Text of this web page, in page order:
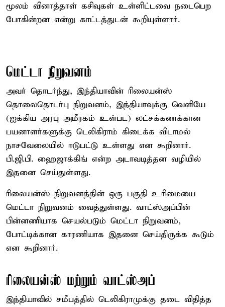
மூலம் வினாத்தாள் கசிவுகள் உள்ளிட்டவை நடைபெற
போகின்றன என்று காட்டத்துடன் கூறியுள்ளார்.
மெட்டா நிறுவனம்
அவர் தொடர்ந்து, இந்தியாவின் ரிலையன்ஸ்
தொலைதொடர்பு நிறுவனம், இந்தியாவுக்கு வெளியே
(ஐக்கிய அரபு அமீரகம் உள்பட) லட்சக்கணக்கான
பயனாளர்களுக்கு டெலிகிராம் கிடைக்க விடாமல்
நாசவேலையில் ஈடுபட்டு உள்ளது என கூறினார்.
பி.ஜி.பி. ஹைஜாக்கிங் என்ற அடாவடித்தன வழியில்
இதனை செய்துள்ளது.
ரிலையன்ஸ் நிறுவனத்தின் ஒரு பகுதி உரிமையை
மெட்டா நிறுவனம் வைத்துள்ளது. வாட்ஸ்அப்பின்
பின்னணியாக செயல்படும் மெட்டா நிறுவனம்,
போட்டிக்கான காரணியாக இதனை செய்திருக்க கூடும்
என கூறினார்.
ரிலையன்ஸ் மற்றும் வாட்ஸ்அப்
இந்தியாவில் சமீபத்தில் டெலிகிராமுக்கு தடை விதித்த